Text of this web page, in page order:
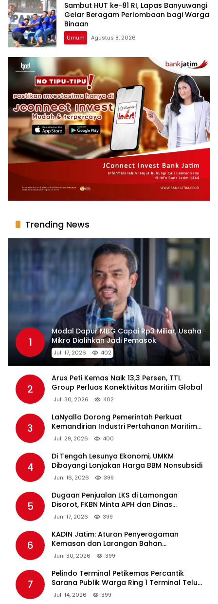
Sambut HUT ke-81 RI, Lapas Banyuwangi
Gelar Beragam Perlombaan bagi Warga
Binaan
Umum Agustus 8, 2026
Trending News
1
Modal Dapur MBG Capai Rp3 Miliar, Usaha
Mikro Dialihkan Jadi Pemasok
Juli 17, 2026 402
2
Arus Peti Kemas Naik 13,3 Persen, TTL
Group Perluas Konektivitas Maritim Global
Juli 30, 2026 402
3
LaNyalla Dorong Pemerintah Perkuat
Kemandirian Industri Pertahanan Maritim
Lewat PT PAL
Juli 29, 2026 400
4
Di Tengah Lesunya Ekonomi, UMKM
Dibayangi Lonjakan Harga BBM Nonsubsidi
Juni 16, 2026 399
5
Dugaan Penjualan LKS di Lamongan
Disorot, FKBN Minta APH dan Dinas
Pendidikan Bertindak Tegas.
Juni 17, 2026 399
6
KADIN Jatim: Aturan Penyeragaman
Kemasan dan Larangan Bahan
Tambahan Berpotensi Ganggu Industri
Juni 30, 2026 399
7
Pelindo Terminal Petikemas Percantik
Sarana Publik Warga Ring 1 Terminal Teluk
Lamong Lewat Program TJSL
Juli 14, 2026 399